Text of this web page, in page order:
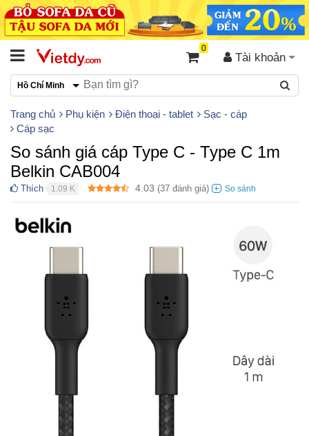
Tài khoản
0
Hồ Chí Minh
Trang chủ Phụ kiện Điện thoại - tablet
Sạc - cáp
Cáp sạc
So sánh giá cáp Type C - Type C 1m
Belkin CAB004
Thích 1.09 K 4.03 (37 đánh giá)